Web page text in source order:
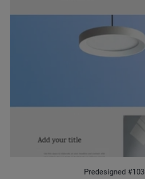
Predesigned #103